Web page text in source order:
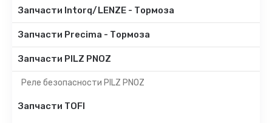
Запчасти Intorq/LENZE - Тормоза
Запчасти Precima - Тормоза
Запчасти PILZ PNOZ
Реле безопасности PILZ PNOZ
Запчасти TOFI